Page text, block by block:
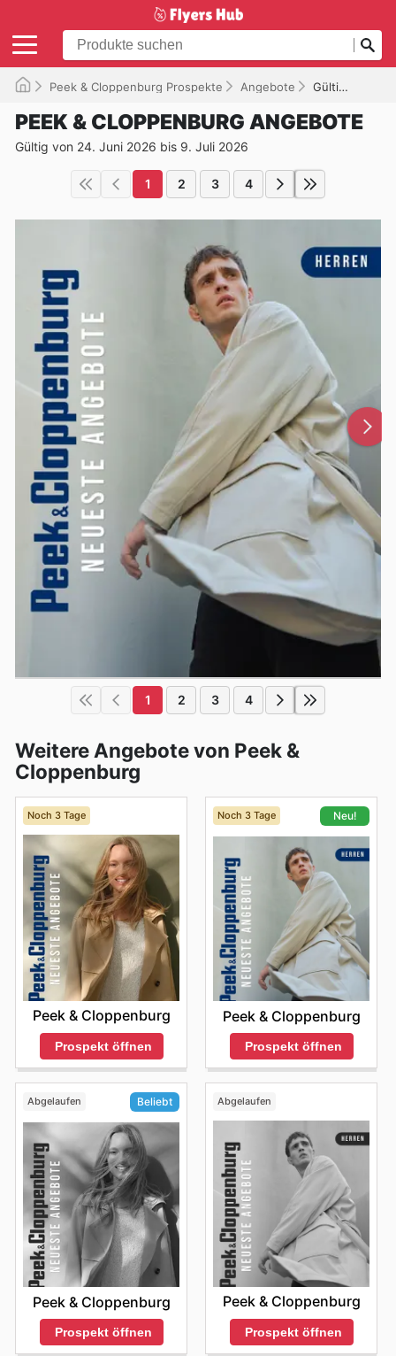
Peek & Cloppenburg Prospekte Angebote Gültig bis 09.07.2026
PEEK & CLOPPENBURG ANGEBOTE
Gültig von 24. Juni 2026 bis 9. Juli 2026
1 2 3 4
1 2 3 4
Weitere Angebote von Peek &
Cloppenburg
Noch 3 Tage
Peek & Cloppenburg
Prospekt öffnen
Noch 3 Tage Neu!
Peek & Cloppenburg
Prospekt öffnen
Abgelaufen Beliebt
Peek & Cloppenburg
Prospekt öffnen
Abgelaufen
Peek & Cloppenburg
Prospekt öffnen